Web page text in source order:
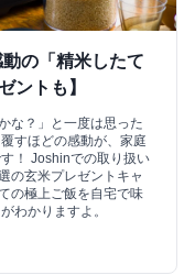
の「精米したて
ントも】
な？」と一度は思った
すほどの感動が、家庭
！ Joshinでの取り扱い
の玄米プレゼントキャ
の極上ご飯を自宅で味
わかりますよ。